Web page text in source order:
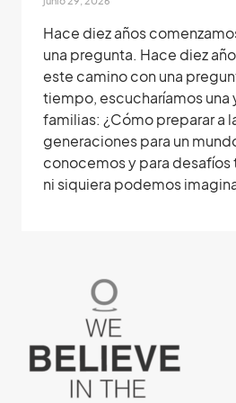
Hace diez años
una pregunta. Hace diez
este camino con una
tiempo, escucharíamos una
familias: ¿Cómo preparar a
generaciones para un
conocemos y para
ni siquiera podemos